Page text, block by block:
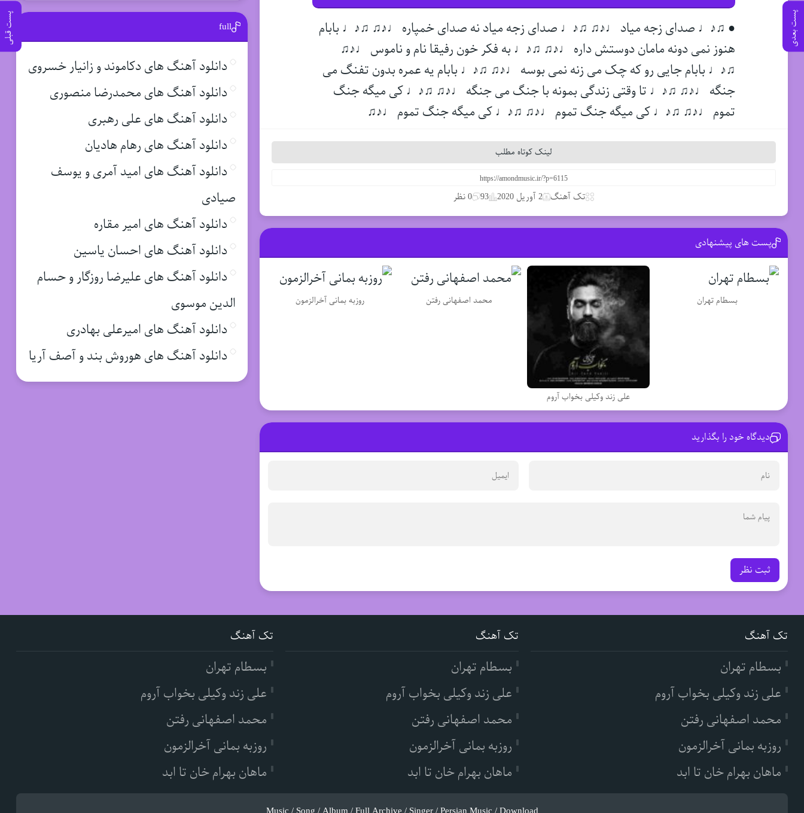
پست بعدی پست قبلی
● ♫♪♩ صدای زجه میاد ♩♪♫ ♫♪♩ صدای زجه میاد نه صدای خمپاره ♩♪♫ ♫♪♩ بابام
هنوز نمی دونه مامان دوستش داره ♩♪♫ ♫♪♩ به فکر خون رفیقا نام و ناموس ♩♪♫
♫♪♩ بابام جایی رو که چک می زنه نمی بوسه ♩♪♫ ♫♪♩ بابام یه عمره بدون تفنگ می
جنگه ♩♪♫ ♫♪♩ تا وقتی زندگی بمونه با جنگ می جنگه ♩♪♫ ♫♪♩ کی میگه جنگ
تموم ♩♪♫ ♫♪♩ کی میگه جنگ تموم ♩♪♫ ♫♪♩ کی میگه جنگ تموم ♩♪♫
لینک کوتاه مطلب
تک آهنگ 2 آوریل 2020 93 0 نظر
پست های پیشنهادی
بسطام تهران
علی زند وکیلی بخواب آروم
محمد اصفهانی رفتن روزبه بمانی آخرالزمون
دیدگاه خود را بگذارید
ثبت نظر
full
دانلود آهنگ های دکاموند و زانیار خسروی
دانلود آهنگ های محمدرضا منصوری
دانلود آهنگ های علی رهبری
دانلود آهنگ های رهام هادیان
دانلود آهنگ های امید آمری و یوسف
صیادی
دانلود آهنگ های امیر مقاره
دانلود آهنگ های احسان یاسین
دانلود آهنگ های علیرضا روزگار و حسام
الدین موسوی
دانلود آهنگ های امیرعلی بهادری
دانلود آهنگ های هوروش بند و آصف آریا
تک آهنگ
بسطام تهران
علی زند وکیلی بخواب آروم
محمد اصفهانی رفتن
روزبه بمانی آخرالزمون
ماهان بهرام خان تا ابد
تک آهنگ
بسطام تهران
علی زند وکیلی بخواب آروم
محمد اصفهانی رفتن
روزبه بمانی آخرالزمون
ماهان بهرام خان تا ابد
تک آهنگ
بسطام تهران
علی زند وکیلی بخواب آروم
محمد اصفهانی رفتن
روزبه بمانی آخرالزمون
ماهان بهرام خان تا ابد